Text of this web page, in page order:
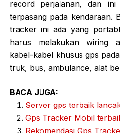
record perjalanan, dan
terpasang pada kendaraan.
tracker ini ada yang
harus melakukan wiring
kabel-kabel khusus gps
truk, bus, ambulance, alat
BACA JUGA:
Server gps terbaik
Gps Tracker Mobil
Rekomendasi Gps